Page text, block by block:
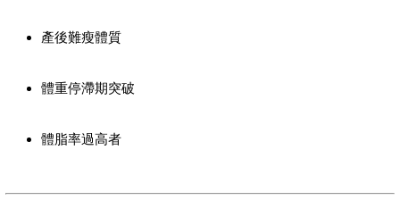
產後難瘦體質
體重停滯期突破
體脂率過高者